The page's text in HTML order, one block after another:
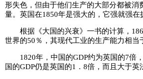
形失色，但由于他们生产的大部分都被
量。英国在1850年是强大的，它强就强
根据《大国的兴衰》一书的计算，
世界的50％，其现代工业的生产能力相
1820年，中国的GDP约为英国的7倍，
国的GDP仍是英国的1．8倍，而且大于